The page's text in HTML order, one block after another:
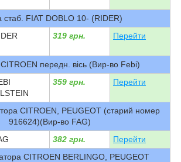
стаб. FIAT DOBLO 10- (RIDER)
319 грн. Перейти
передн. вісь (Вир-во Febi)
359 грн. Перейти
CITROEN, PEUGEOT (старий номер
916624)(Вир-во FAG)
382 грн.
Перейти
CITROEN BERLINGO, PEUGEOT